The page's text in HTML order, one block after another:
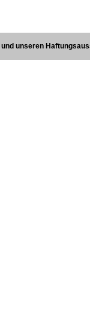
und unseren